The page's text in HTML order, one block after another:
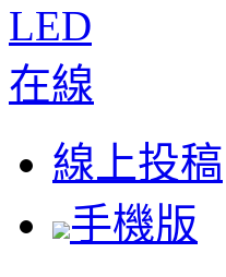
線上投稿
手機版